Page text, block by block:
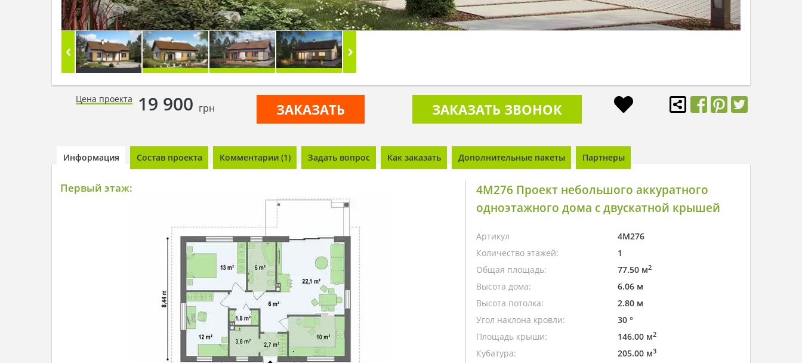
Цена проекта 19 900 грн ЗАКАЗАТЬ ЗАКАЗАТЬ ЗВОНОК
Информация Состав проекта Комментарии (1) Задать вопрос Как заказать Дополнительные пакеты Партнеры
Первый этаж:
4M276 Проект небольшого аккуратного
одноэтажного дома с двускатной крышей
Артикул
4M276
Количество этажей:
1
Общая площадь:
77.50 м2
Высота дома:
6.06 м
Высота потолка:
2.80 м
Угол наклона кровли:
30 °
Площадь крыши:
146.00 м2
Кубатура: 205.00 м3